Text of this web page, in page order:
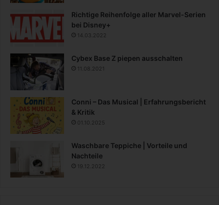
Richtige Reihenfolge aller Marvel-Serien
bei Disney+
14.03.2022
Cybex Base Z piepen ausschalten
11.08.2021
Conni – Das Musical | Erfahrungsbericht
& Kritik
01.10.2025
Waschbare Teppiche | Vorteile und
Nachteile
19.12.2022